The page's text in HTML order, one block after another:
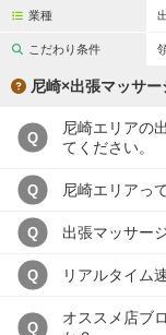
業種
こだわり条件
尼崎×出張マッサ
Q
尼崎エリアの
てください。
Q 尼崎エリアっ
Q 出張マッサー
Q リアルタイム
Q
オススメ店ブ